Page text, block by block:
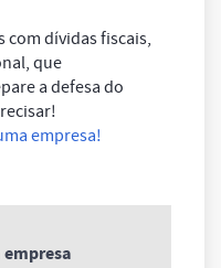
com dívidas fiscais,
que
a defesa do
empresa!
empresa